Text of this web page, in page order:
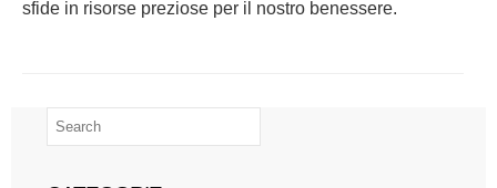
sfide in risorse preziose per il nostro benessere.